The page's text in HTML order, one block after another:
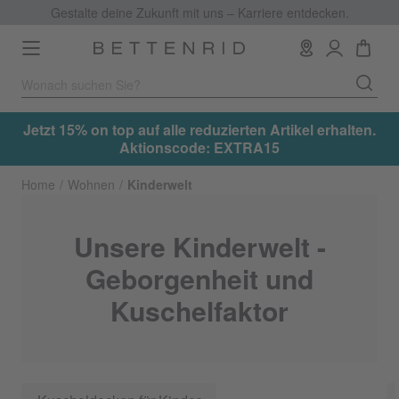
Gestalte deine Zukunft mit uns – Karriere entdecken.
Toggle
navigation
Jetzt 15% on top auf alle reduzierten Artikel erhalten.
Aktionscode: EXTRA15
Home Wohnen Kinderwelt
Unsere Kinderwelt -
Geborgenheit und
Kuschelfaktor